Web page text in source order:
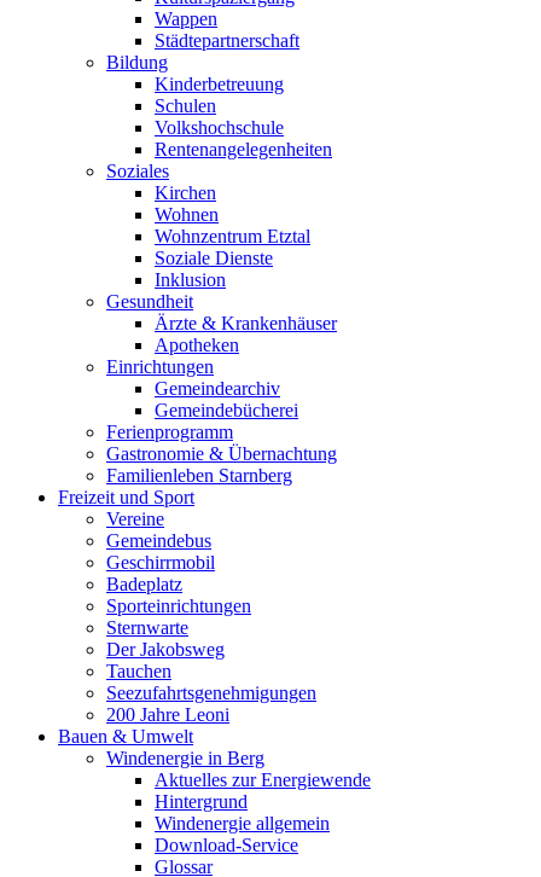
Wappen
Städtepartnerschaft
Bildung
Kinderbetreuung
Schulen
Volkshochschule
Rentenangelegenheiten
Soziales
Kirchen
Wohnen
Wohnzentrum Etztal
Soziale Dienste
Inklusion
Gesundheit
Ärzte & Krankenhäuser
Apotheken
Einrichtungen
Gemeindearchiv
Gemeindebücherei
Ferienprogramm
Gastronomie & Übernachtung
Familienleben Starnberg
Freizeit und Sport
Vereine
Gemeindebus
Geschirrmobil
Badeplatz
Sporteinrichtungen
Sternwarte
Der Jakobsweg
Tauchen
Seezufahrtsgenehmigungen
200 Jahre Leoni
Bauen & Umwelt
Windenergie in Berg
Aktuelles zur Energiewende
Hintergrund
Windenergie allgemein
Download-Service
Glossar